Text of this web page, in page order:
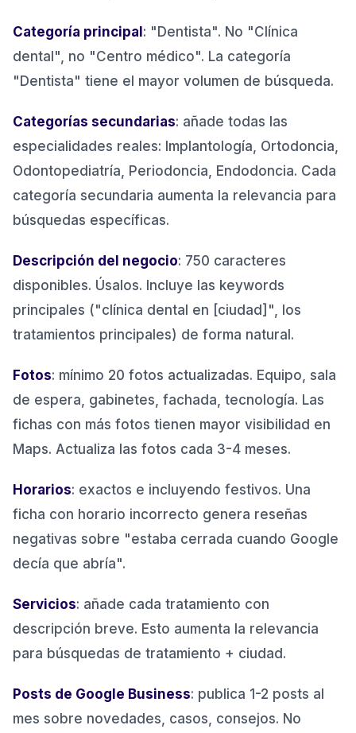
Categoría principal: "Dentista". No "Clínica
dental", no "Centro médico". La categoría
"Dentista" tiene el mayor volumen de búsqueda.
Categorías secundarias: añade todas las
especialidades reales: Implantología, Ortodoncia,
Odontopediatría, Periodoncia, Endodoncia. Cada
categoría secundaria aumenta la relevancia para
búsquedas específicas.
Descripción del negocio: 750 caracteres
disponibles. Úsalos. Incluye las keywords
principales ("clínica dental en [ciudad]", los
tratamientos principales) de forma natural.
Fotos: mínimo 20 fotos actualizadas. Equipo, sala
de espera, gabinetes, fachada, tecnología. Las
fichas con más fotos tienen mayor visibilidad en
Maps. Actualiza las fotos cada 3-4 meses.
Horarios: exactos e incluyendo festivos. Una
ficha con horario incorrecto genera reseñas
negativas sobre "estaba cerrada cuando Google
decía que abría".
Servicios: añade cada tratamiento con
descripción breve. Esto aumenta la relevancia
para búsquedas de tratamiento + ciudad.
Posts de Google Business: publica 1-2 posts al
mes sobre novedades, casos, consejos. No